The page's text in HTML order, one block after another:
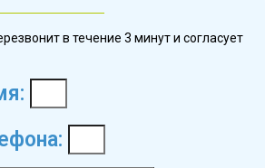
в течение 3 минут и согласует